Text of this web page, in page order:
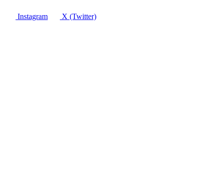
Instagram X (Twitter)